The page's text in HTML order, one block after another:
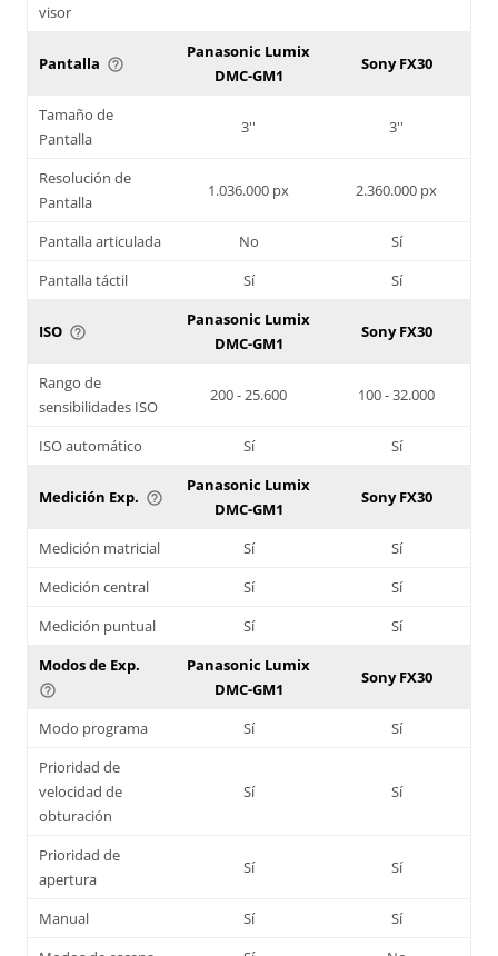
visor
Pantalla help_outline
Panasonic Lumix
DMC-GM1
Sony FX30
Tamaño de
Pantalla
3'' 3''
Resolución de
Pantalla
1.036.000 px 2.360.000 px
Pantalla articulada No
Sí
Pantalla táctil
Sí Sí
ISO help_outline
Panasonic Lumix
DMC-GM1
Sony FX30
Rango de
sensibilidades ISO
200 - 25.600 100 - 32.000
ISO automático Sí Sí
Medición Exp. help_outline
Panasonic Lumix
DMC-GM1
Sony FX30
Medición matricial Sí
Sí
Medición central
Sí
Sí
Medición puntual
Sí
Sí
Modos de Exp.
help_outline
Panasonic Lumix
DMC-GM1
Sony FX30
Modo programa Sí
Sí
Prioridad de
velocidad de
obturación
Sí Sí
Prioridad de
apertura
Sí Sí
Manual Sí
Sí